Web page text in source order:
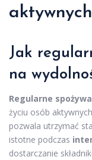
Jak
na
Regularne
życiu osób
pozwala utrzymać
istotne podczas
dostarczanie